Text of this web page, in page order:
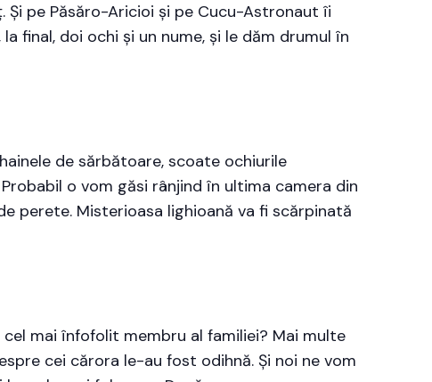
Și pe Păsăro-Aricioi și pe Cucu-Astronaut îi
final, doi ochi și un nume, și le dăm drumul în
de sărbătoare, scoate ochiurile
o vom găsi rânjind în ultima camera din
perete. Misterioasa lighioană va fi scărpinată
mai înfofolit membru al familiei? Mai multe
cei cărora le-au fost odihnă. Și noi ne vom